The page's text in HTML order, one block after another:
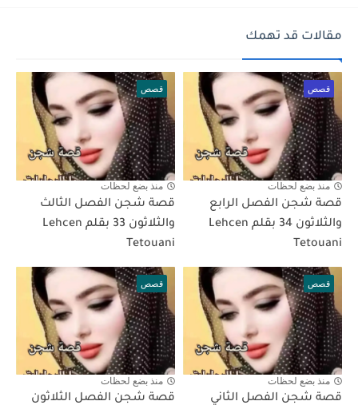
مقالات قد تهمك
قصص
منذ بضع لحظات
قصة شجن الفصل الرابع
والثلاثون 34 بقلم Lehcen
Tetouani
قصص
منذ بضع لحظات
قصة شجن الفصل الثالث
والثلاثون 33 بقلم Lehcen
Tetouani
قصص
منذ بضع لحظات
قصة شجن الفصل الثاني
قصص
منذ بضع لحظات
قصة شجن الفصل الثلاثون